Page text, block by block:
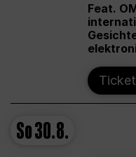
Feat.
So30.8.